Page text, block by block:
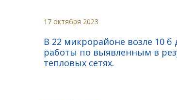
17 октября 2023
В 22 микрорайоне возле 10
работы по выявленным в
тепловых сетях.